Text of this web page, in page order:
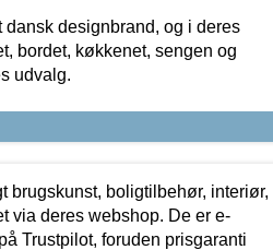
designbrand, og i deres
bordet, køkkenet, sengen og
udvalg.
brugskunst, boligtilbehør, interiør,
via deres webshop. De er e-
Trustpilot, foruden prisgaranti